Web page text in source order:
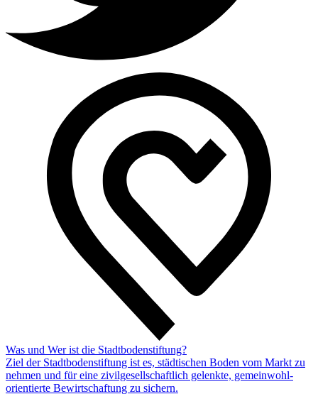
Was und Wer ist die Stadt­boden­stiftung?
Ziel der Stadtbodenstiftung ist es, städtischen Boden vom Markt zu
nehmen und für eine zivilgesellschaftlich gelenkte, gemeinwohl-
orientierte Bewirtschaftung zu sichern.